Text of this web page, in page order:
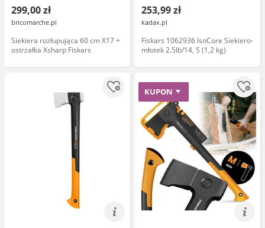
299,00 zł
bricomarche.pl
Siekiera rozłupująca 60 cm X17 +
ostrzałka Xsharp Fiskars
253,99 zł
kadax.pl
Fiskars 1062936 IsoCore Siekiero-
młotek 2.5lb/14, S (1,2 kg)
KUPON